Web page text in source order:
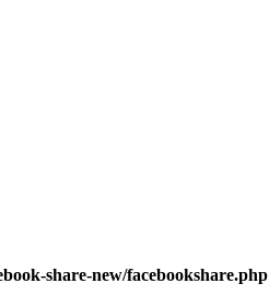
share-new/facebookshare.php